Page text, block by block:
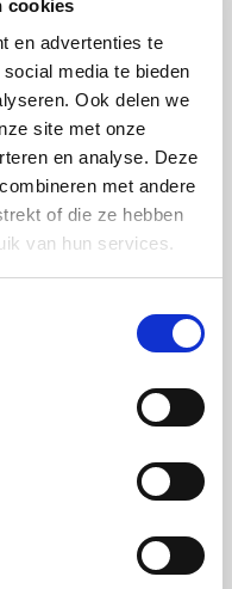
cookies
en advertenties te
media te bieden
Ook delen we
site met onze
en analyse. Deze
met andere
of die ze hebben
van hun services.
Adidas
ZEB
SupraBazar